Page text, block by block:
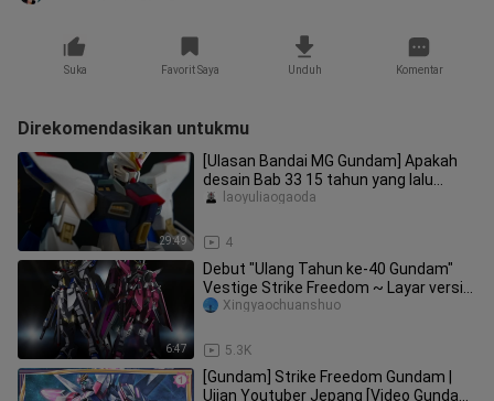
Suka Favorit Saya Unduh Komentar
Direkomendasikan untukmu
29:49
[Ulasan Bandai MG Gundam] Apakah
desain Bab 33 15 tahun yang lalu
bagus? "MG Serangan Kebebasan
4
laoyuliaogaoda
6:47
Debut "Ulang Tahun ke-40 Gundam"
Vestige Strike Freedom ~ Layar versi
baru dicocokkan dengan pembaka
5.3K
Xingyaochuanshuo
[Gundam] Strike Freedom Gundam |
Ujian Youtuber Jepang [Video Gundam